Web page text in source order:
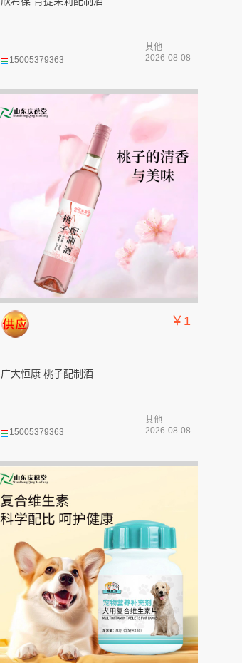
15005379363
其他
2026-08-08
￥1
广大恒康 桃子配制酒
15005379363
其他
2026-08-08